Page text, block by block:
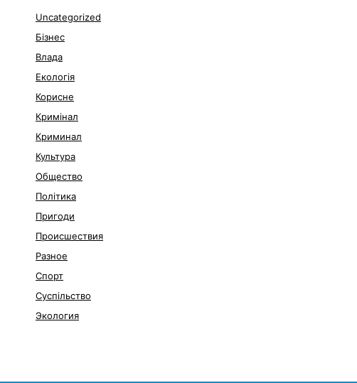
Uncategorized
Бізнес
Влада
Екологія
Корисне
Кримінал
Криминал
Культура
Общество
Політика
Пригоди
Происшествия
Разное
Спорт
Суспільство
Экология